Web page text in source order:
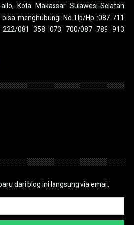
Kota Makassar Sulawesi-Selatan
menghubungi No.Tlp/Hp :087 711
081 358 073 700/087 789 913
dari blog ini langsung via email.